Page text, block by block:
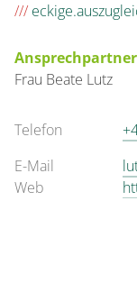
///
Ansprechpartner
Frau Beate Lutz
Telefon
E-Mail
Web